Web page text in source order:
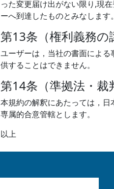
った変更届け出がない限り,現
ーへ到達したものとみなします。
第13条（権利義務の
ユーザーは，当社の書面によ
供することはできません。
第14条（準拠法・裁
本規約の解釈にあたっては，
専属的合意管轄とします。
以上